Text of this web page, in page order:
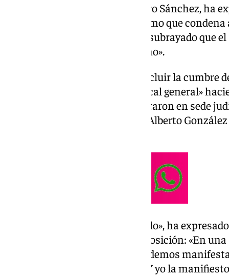
El presidente del Gobierno, Pedro Sánchez, ha
la sentencia del Tribunal Supremo que
, aunque ha subrayado que
sentencias del Tribunal Supremo».
Desde Johannesburgo, tras concluir la cumbre
que cree «en la inocencia del fiscal general»
periodistas «acreditados» declararon en sede
origen de las filtraciones sobre Alberto
«Nosotros lamentamos este fallo», ha
lo acata, aunque mantiene su posición: «En
que vive España desde luego podemos
orientación de esta sentencia. Y yo la